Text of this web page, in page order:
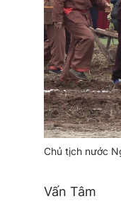
Chủ tịch nước
Vấn Tâm